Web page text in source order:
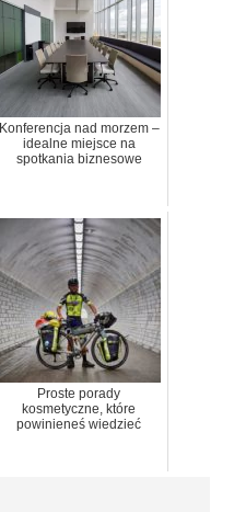
Konferencja nad morzem –
idealne miejsce na
spotkania biznesowe
Proste porady
kosmetyczne, które
powinieneś wiedzieć